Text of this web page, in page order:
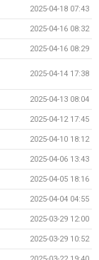
2025-04-18 07:43
2025-04-16 08:32
2025-04-16 08:29
2025-04-14 17:38
2025-04-13 08:04
2025-04-12 17:45
2025-04-10 18:12
2025-04-06 13:43
2025-04-05 18:16
2025-04-04 04:55
2025-03-29 12:00
2025-03-29 10:52